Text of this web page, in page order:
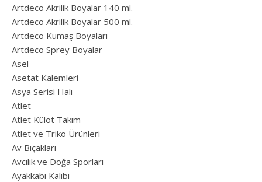
Artdeco Akrilik Boyalar 140 ml.
Artdeco Akrilik Boyalar 500 ml.
Artdeco Kumaş Boyaları
Artdeco Sprey Boyalar
Asel
Asetat Kalemleri
Asya Serisi Halı
Atlet
Atlet Külot Takım
Atlet ve Triko Ürünleri
Av Bıçakları
Avcılık ve Doğa Sporları
Ayakkabı Kalıbı